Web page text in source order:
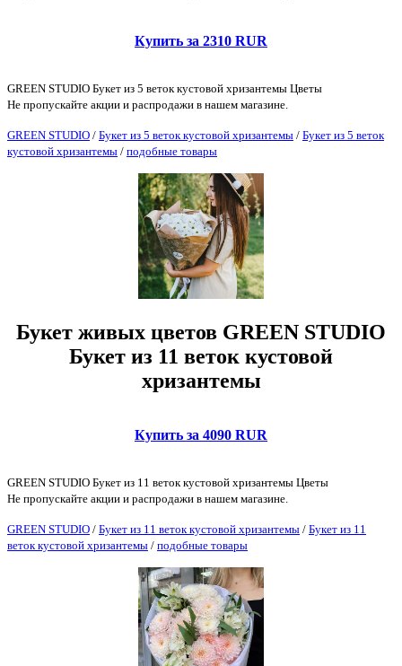
Купить за 2310 RUR
GREEN STUDIO Букет из 5 веток кустовой хризантемы Цветы
Не пропускайте акции и распродажи в нашем магазине.
GREEN STUDIO / Букет из 5 веток кустовой хризантемы / Букет из 5 веток
кустовой хризантемы / подобные товары
Букет живых цветов GREEN STUDIO
Букет из 11 веток кустовой
хризантемы
Купить за 4090 RUR
GREEN STUDIO Букет из 11 веток кустовой хризантемы Цветы
Не пропускайте акции и распродажи в нашем магазине.
GREEN STUDIO / Букет из 11 веток кустовой хризантемы / Букет из 11
веток кустовой хризантемы / подобные товары